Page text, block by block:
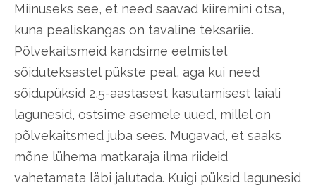
Miinuseks see, et need saavad kiiremini otsa,
kuna pealiskangas on tavaline teksariie.
Põlvekaitsmeid kandsime eelmistel
sõiduteksastel pükste peal, aga kui need
sõidupüksid 2,5-aastasest kasutamisest laiali
lagunesid, ostsime asemele uued, millel on
põlvekaitsmed juba sees. Mugavad, et saaks
mõne lühema matkaraja ilma riideid
vahetamata läbi jalutada. Kuigi püksid lagunesid